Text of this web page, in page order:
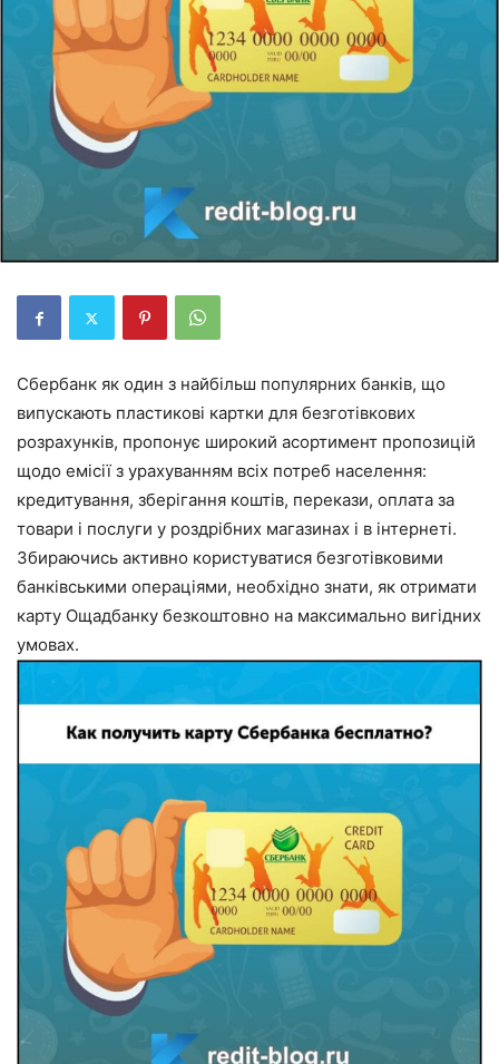
Сбербанк як один з найбільш популярних банків, що
випускають пластикові картки для безготівкових
розрахунків, пропонує широкий асортимент пропозицій
щодо емісії з урахуванням всіх потреб населення:
кредитування, зберігання коштів, перекази, оплата за
товари і послуги у роздрібних магазинах і в інтернеті.
Збираючись активно користуватися безготівковими
банківськими операціями, необхідно знати, як отримати
карту Ощадбанку безкоштовно на максимально вигідних
умовах.